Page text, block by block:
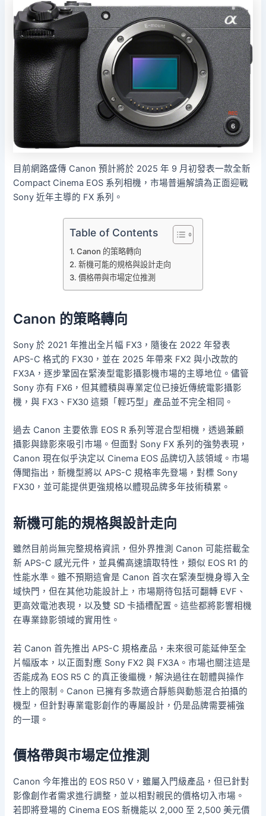
目前網路盛傳 Canon 預計將於 2025 年 9 月初發表一款全新
Compact Cinema EOS 系列相機，市場普遍解讀為正面迎戰
Sony 近年主導的 FX 系列。
Table of Contents
Canon 的策略轉向
新機可能的規格與設計走向
價格帶與市場定位推測
Canon 的策略轉向
Sony 於 2021 年推出全片幅 FX3，隨後在 2022 年發表
APS-C 格式的 FX30，並在 2025 年帶來 FX2 與小改款的
FX3A，逐步鞏固在緊湊型電影攝影機市場的主導地位。儘管
Sony 亦有 FX6，但其體積與專業定位已接近傳統電影攝影
機，與 FX3、FX30 這類「輕巧型」產品並不完全相同。
過去 Canon 主要依靠 EOS R 系列等混合型相機，透過兼顧
攝影與錄影來吸引市場。但面對 Sony FX 系列的強勢表現，
Canon 現在似乎決定以 Cinema EOS 品牌切入該領域。市場
傳聞指出，新機型將以 APS-C 規格率先登場，對標 Sony
FX30，並可能提供更強規格以體現品牌多年技術積累。
新機可能的規格與設計走向
雖然目前尚無完整規格資訊，但外界推測 Canon 可能搭載全
新 APS-C 感光元件，並具備高速讀取特性，類似 EOS R1 的
性能水準。雖不預期這會是 Canon 首次在緊湊型機身導入全
域快門，但在其他功能設計上，市場期待包括可翻轉 EVF、
更高效電池表現，以及雙 SD 卡插槽配置。這些都將影響相機
在專業錄影領域的實用性。
若 Canon 首先推出 APS-C 規格產品，未來很可能延伸至全
片幅版本，以正面對應 Sony FX2 與 FX3A。市場也關注這是
否能成為 EOS R5 C 的真正後繼機，解決過往在韌體與操作
性上的限制。Canon 已擁有多款適合靜態與動態混合拍攝的
機型，但針對專業電影創作的專屬設計，仍是品牌需要補強
的一環。
價格帶與市場定位推測
Canon 今年推出的 EOS R50 V，雖屬入門級產品，但已針對
影像創作者需求進行調整，並以相對親民的價格切入市場。
若即將登場的 Cinema EOS 新機能以 2,000 至 2,500 美元價